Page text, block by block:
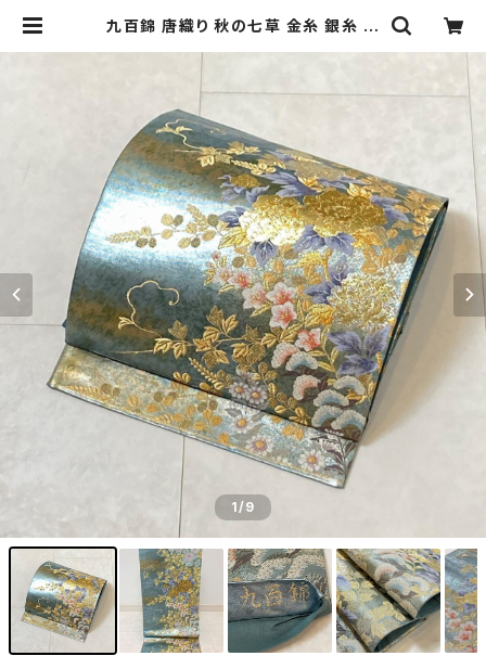
九百錦 唐織り 秋の七草 金糸 銀糸 牡
1/9